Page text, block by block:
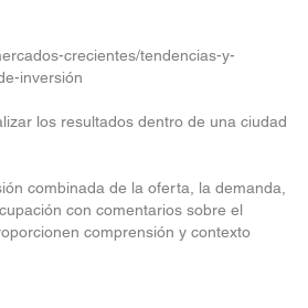
crecientes/tendencias-y-
inversión
los resultados dentro de una ciudad
combinada de la oferta, la demanda,
con comentarios sobre el
comprensión y contexto